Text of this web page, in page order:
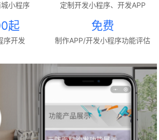
小程序 定制开发小程序、开发APP
起
序开发
免费
制作APP/开发小程序功能评估